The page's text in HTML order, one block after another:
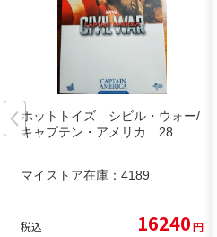
ホットトイズ シビル・ウォー/
キャプテン・アメリカ 28
マイストア在庫： 4189
税込 16240円